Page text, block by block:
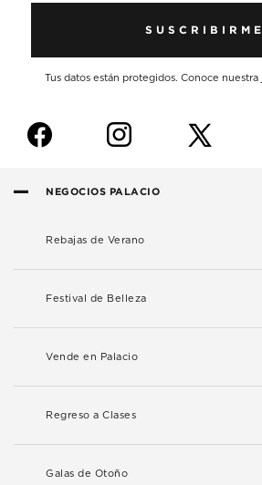
SUSCRIBIRME
Tus datos están protegidos. Conoce nuestra
f i
NEGOCIOS PALACIO
Rebajas de Verano
Festival de Belleza
Vende en Palacio
Regreso a Clases
Galas de Otoño